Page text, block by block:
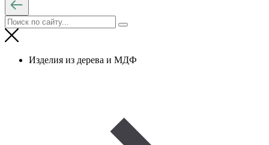
Изделия из дерева и МДФ